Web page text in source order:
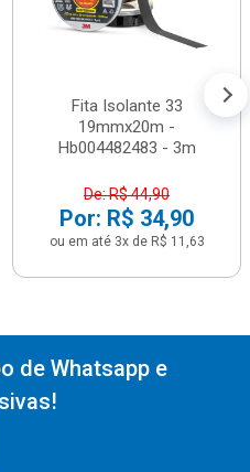
Fita Isolante 33
19mmx20m -
Hb004482483 - 3m
De: R$ 44,90
Por: R$ 34,90
ou em até 3x de R$ 11,63
de Whatsapp e